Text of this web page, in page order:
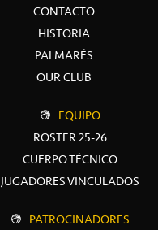
CONTACTO
HISTORIA
PALMARÉS
OUR CLUB
EQUIPO
ROSTER 25-26
CUERPO TÉCNICO
JUGADORES VINCULADOS
PATROCINADORES